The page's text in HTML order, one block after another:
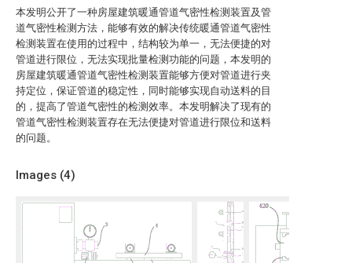
本发明公开了一种房屋建筑暖通管道气密性检测装置及管
道气密性检测方法，能够有效的解决传统暖通管道气密性
检测装置在使用的过程中，结构较为单一，无法便捷的对
管道进行限位，无法实现批量检测功能的问题，本发明的
房屋建筑暖通管道气密性检测装置能够方便对管道进行夹
持定位，保证管道的稳定性，同时能够实现自动送料的目
的，提高了管道气密性的检测效率。本发明解决了现有的
管道气密性检测装置存在无法便捷对管道进行限位和送料
的问题。
Images (4)